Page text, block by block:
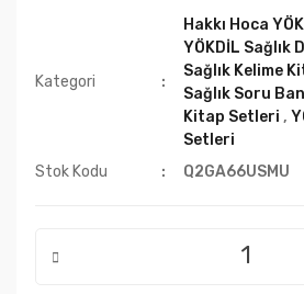
Kategori
Hakkı Hoca
YÖKDİL Sağlık
Sağlık Kelime
Sağlık Soru
Kitap Setleri ,
Setleri
Stok Kodu
Q2GA66USMU